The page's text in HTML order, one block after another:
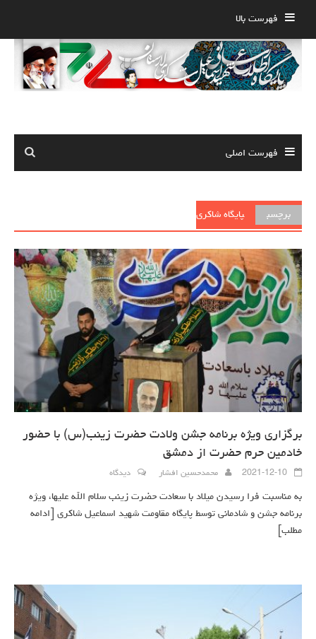
content
فهرست بالا
فهرست اصلی
برچسب پایگاه شاکری
برگزاری ویژه برنامه جشن ولادت حضرت زینب(س) با حضور
خادمین حرم حضرت از دمشق
2021-12-10 محمدحسین افشار دیدگاه
به مناسبت فرا رسیدن میلاد با سعادت حضرت زینب سلام الله علیها، ویژه
برنامه جشن و شادمانی توسط پایگاه مقاومت شهید اسماعیل شاکری
[ادامه
مطلب]